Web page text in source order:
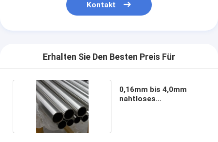
Kontakt
Erhalten Sie Den Besten Preis Für
0,16mm bis 4,0mm
nahtloses